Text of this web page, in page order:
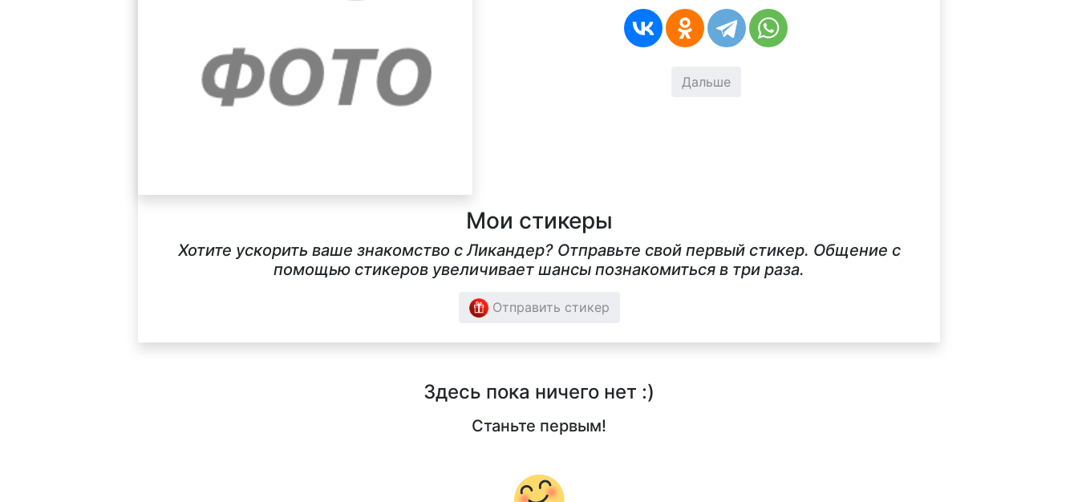
Дальше
Мои стикеры
Хотите ускорить ваше знакомство с Ликандер? Отправьте свой первый стикер. Общение с
помощью стикеров увеличивает шансы познакомиться в три раза.
Отправить стикер
Здесь пока ничего нет :)
Станьте первым!